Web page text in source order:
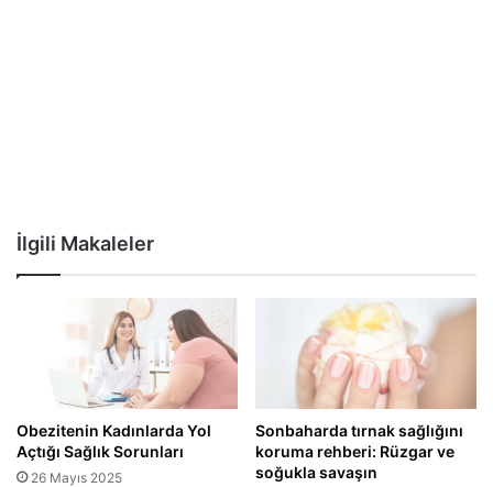
İlgili Makaleler
Obezitenin Kadınlarda Yol
Açtığı Sağlık Sorunları
26 Mayıs 2025
Sonbaharda tırnak sağlığını
koruma rehberi: Rüzgar ve
soğukla savaşın